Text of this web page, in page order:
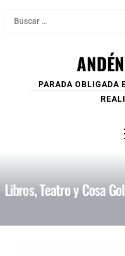
Ir
contenido
Buscar:
PARADA OBLIGADA
Libros, Teatro y Cosa